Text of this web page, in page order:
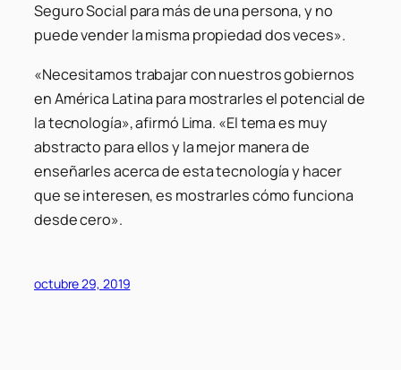
Seguro Social para más de una persona, y no
puede vender la misma propiedad dos veces».
«Necesitamos trabajar con nuestros gobiernos
en América Latina para mostrarles el potencial de
la tecnología», afirmó Lima. «El tema es muy
abstracto para ellos y la mejor manera de
enseñarles acerca de esta tecnología y hacer
que se interesen, es mostrarles cómo funciona
desde cero».
octubre 29, 2019